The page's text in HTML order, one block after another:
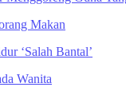
Makan
‘Salah Bantal’
Wanita